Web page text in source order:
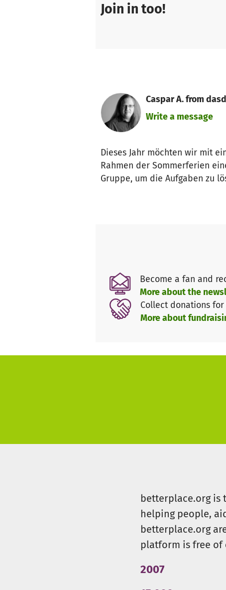
Join in too!
Caspar A. from
Write a message
Dieses Jahr möchten wir mit
Rahmen der Sommerferien
Gruppe, um die Aufgaben zu
Become a fan and
More about the
Collect donations
More about
betterplace.org is
helping people,
betterplace.org
platform is free of
2007